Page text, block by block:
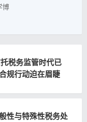
博
税务监管时代已
规行动迫在眉睫
性与特殊性税务处